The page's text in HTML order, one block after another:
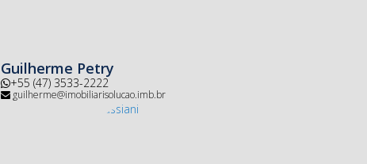
Guilherme Petry
+55 (47) 3533-2222
guilherme@imobiliarisolucao.imb.br